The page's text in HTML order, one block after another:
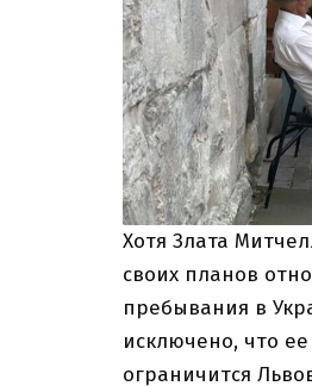
Хотя Злата
своих планов
пребывания в
исключено, что
ограничится